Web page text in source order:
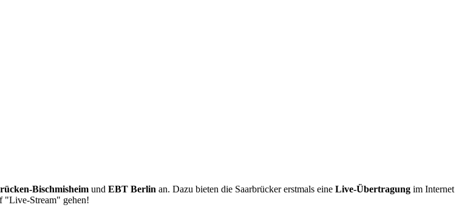
Bischmisheim und EBT Berlin an. Dazu bieten die Saarbrücker erstmals eine Live-Übertragung im Internet
"Live-Stream" gehen!